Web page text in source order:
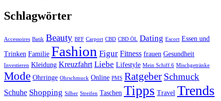
Schlagwörter
Accessoires Batik Beauty BFF Carport CBD CBD ÖL Dating Escort Essen und
Trinken Familie Fashion Figur Fitness frauen Gesundheit
Investieren Kleidung Kreuzfahrt Liebe Lifestyle Mein Schiff 6 Mischgetränke
Mode Ohrringe Ohrschmuck Online PMS Ratgeber Schmuck
Schuhe Shopping Silber Streifen Taschen Tipps Travel Trends